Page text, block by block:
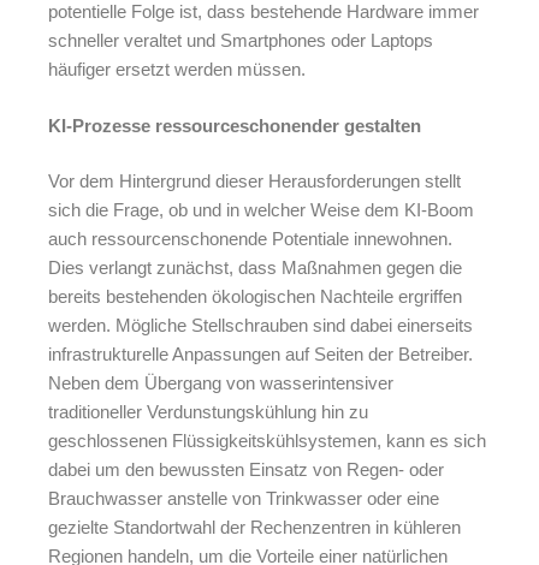
potentielle Folge ist, dass bestehende Hardware immer
schneller veraltet und Smartphones oder Laptops
häufiger ersetzt werden müssen.
KI-Prozesse ressourceschonender gestalten
Vor dem Hintergrund dieser Herausforderungen stellt
sich die Frage, ob und in welcher Weise dem KI-Boom
auch ressourcenschonende Potentiale innewohnen.
Dies verlangt zunächst, dass Maßnahmen gegen die
bereits bestehenden ökologischen Nachteile ergriffen
werden. Mögliche Stellschrauben sind dabei einerseits
infrastrukturelle Anpassungen auf Seiten der Betreiber.
Neben dem Übergang von wasserintensiver
traditioneller Verdunstungskühlung hin zu
geschlossenen Flüssigkeitskühlsystemen, kann es sich
dabei um den bewussten Einsatz von Regen- oder
Brauchwasser anstelle von Trinkwasser oder eine
gezielte Standortwahl der Rechenzentren in kühleren
Regionen handeln, um die Vorteile einer natürlichen